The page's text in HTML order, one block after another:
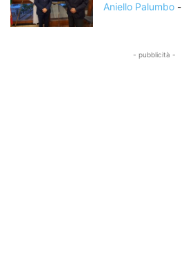
Aniello Palumbo -
- pubblicità -